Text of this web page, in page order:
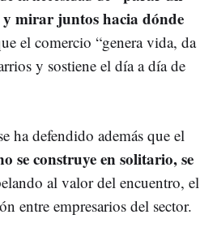
mirar juntos hacia dónde
el comercio “genera vida, da
y sostiene el día a día de
ha defendido además que el
se construye en solitario, se
al valor del encuentro, el
entre empresarios del sector.